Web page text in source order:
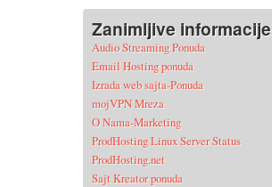
Zanimljive informacije
Audio Streaming Ponuda
Email Hosting ponuda
Izrada web sajta-Ponuda
mojVPN Mreza
O Nama-Marketing
ProdHosting Linux Server Status
ProdHosting.net
Sajt Kreator ponuda